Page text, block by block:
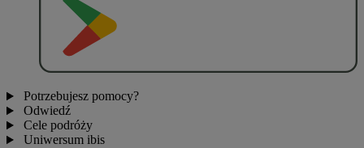
Potrzebujesz pomocy?
Odwiedź
Cele podróży
Uniwersum ibis